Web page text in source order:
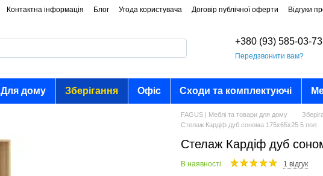
Контактна інформація Блог Угода користувача Договір публічної оферти Відгуки
+380 (93) 585-03-73
Передзвонити вам?
Для дому Зберігання Офіс Сходи та комплектуючі
FAGUS | Меблі та товари для дому
Стелаж Кардіф дуб сонома 175х65х25 5 пол
Стелаж Кардіф дуб
В наявності 1 відгук